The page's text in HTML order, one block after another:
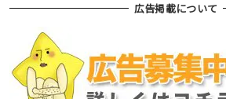
広告掲載について